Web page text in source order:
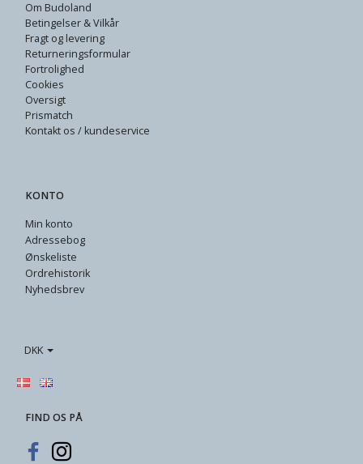
Om Budoland
Betingelser & Vilkår
Fragt og levering
Returneringsformular
Fortrolighed
Cookies
Oversigt
Prismatch
Kontakt os / kundeservice
KONTO
Min konto
Adressebog
Ønskeliste
Ordrehistorik
Nyhedsbrev
DKK
FIND OS PÅ